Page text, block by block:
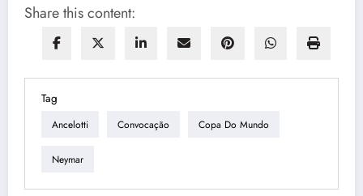
Share this content:
Tag
Ancelotti Convocação Copa Do Mundo
Neymar